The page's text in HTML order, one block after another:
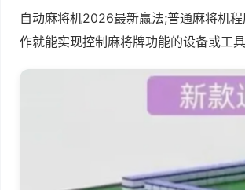
自动麻将机2026最新赢法;普通麻将机
作就能实现控制麻将牌功能的设备或工具